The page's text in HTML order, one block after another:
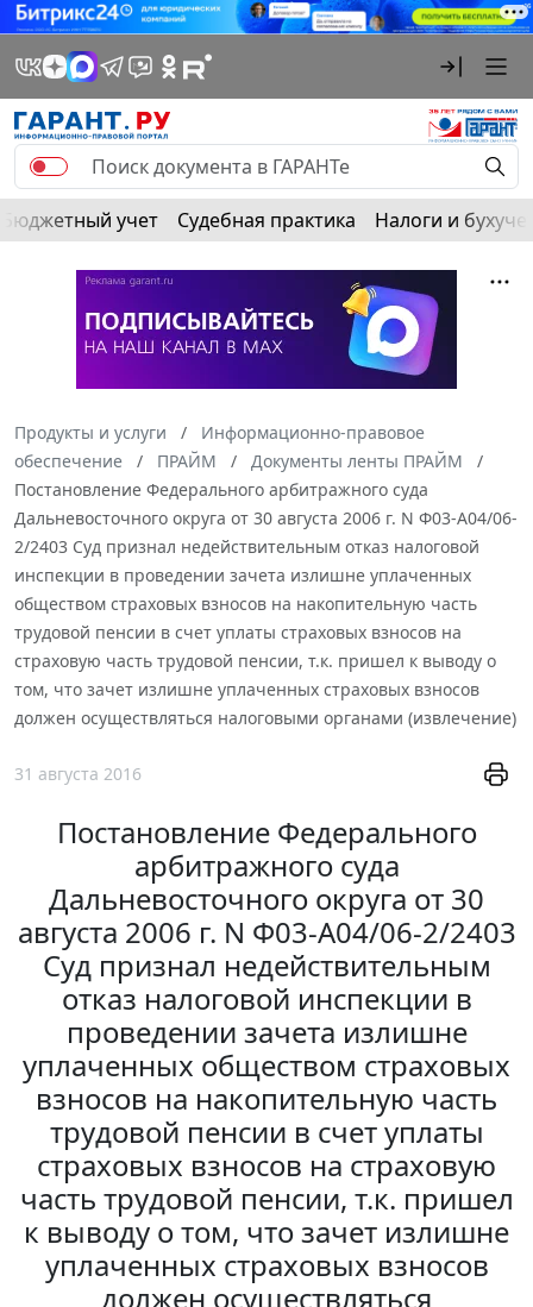
Бюджетный учет Судебная практика Налоги и
Продукты и услуги
Информационно-правовое
обеспечение
ПРАЙМ
Документы ленты ПРАЙМ
Постановление Федерального арбитражного суда
Дальневосточного округа от 30 августа 2006 г. N Ф03-А04/06-
2/2403 Суд признал недействительным отказ налоговой
инспекции в проведении зачета излишне уплаченных
обществом страховых взносов на накопительную часть
трудовой пенсии в счет уплаты страховых взносов на
страховую часть трудовой пенсии, т.к. пришел к выводу о
том, что зачет излишне уплаченных страховых взносов
должен осуществляться налоговыми органами (извлечение)
31 августа 2016
Постановление Федерального
арбитражного суда
Дальневосточного округа от 30
августа 2006 г. N Ф03-А04/06-2/2403
Суд признал недействительным
отказ налоговой инспекции в
проведении зачета излишне
уплаченных обществом страховых
взносов на накопительную часть
трудовой пенсии в счет уплаты
страховых взносов на страховую
часть трудовой пенсии, т.к. пришел
к выводу о том, что зачет излишне
уплаченных страховых взносов
должен осуществляться